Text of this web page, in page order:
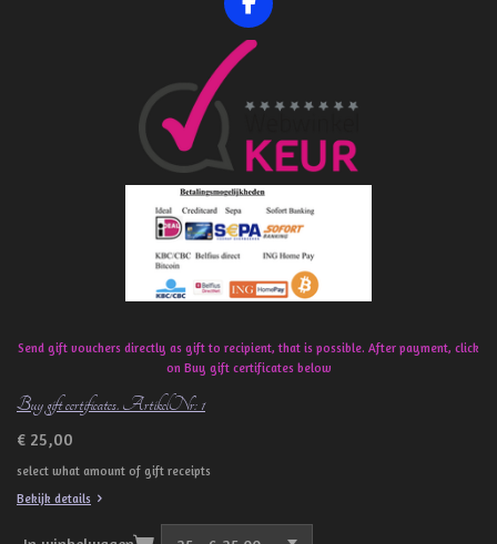
F
a
c
b
o
k
Send gift vouchers directly as gift to recipient, that is possible. After payment, click
on Buy gift certificates below
Buy gift certificates. ArtikelNr: 1
€ 25,00
select what amount of gift receipts
Bekijk details